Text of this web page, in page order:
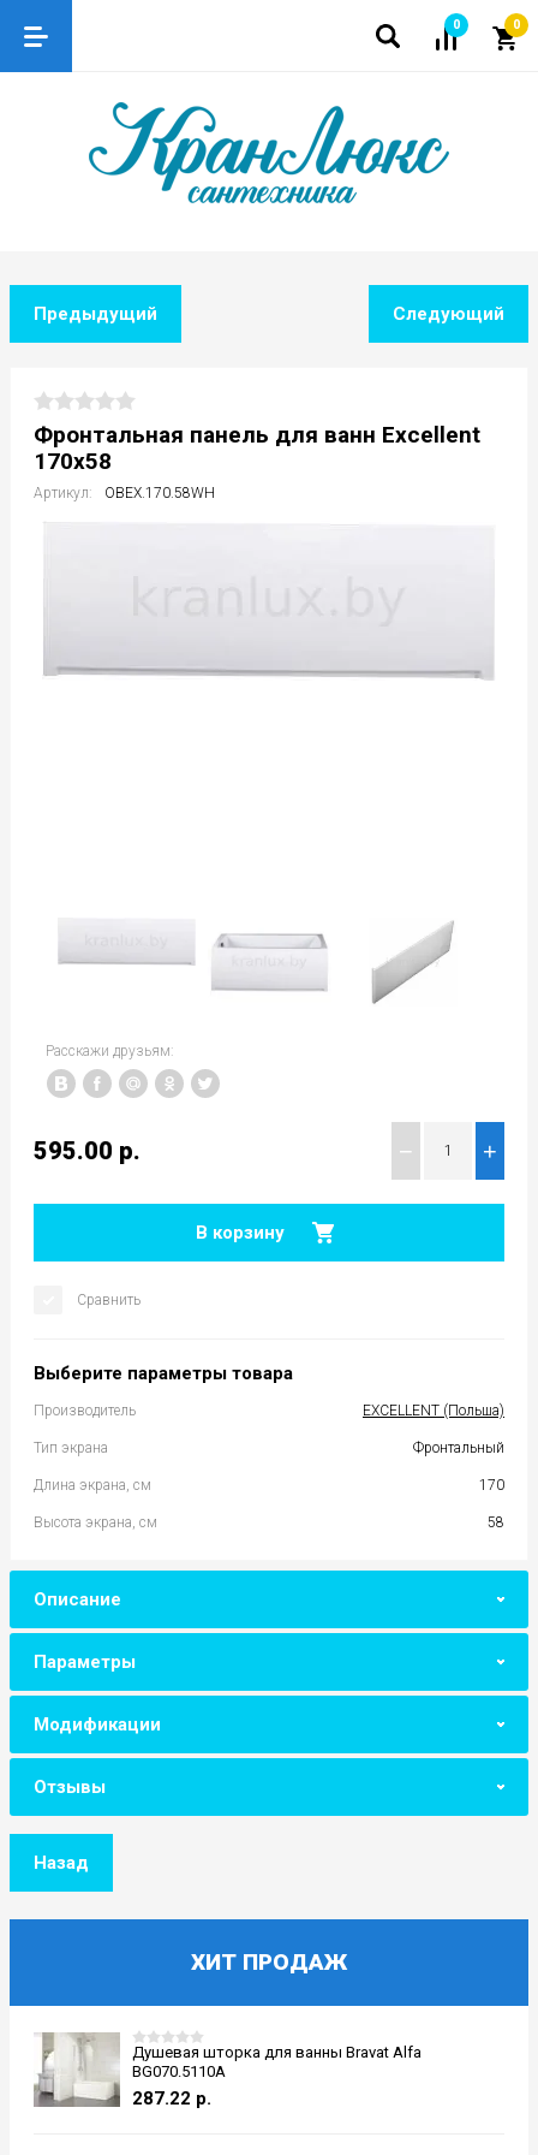
0 0
ХИТ ПРОДАЖ
Душевая шторка для ванны Bravat Alfa
BG070.5110A
287.22 р.
Предыдущий Следующий
Фронтальная панель для ванн Excellent
170x58
Артикул: OBEX.170.58WH
Расскажи друзьям:
595.00 р. − +
В корзину
Сравнить
Выберите параметры товара
Производитель EXCELLENT (Польша)
Тип экрана Фронтальный
Длина экрана, см 170
Высота экрана, см 58
Описание
Параметры
Модификации
Отзывы
Назад